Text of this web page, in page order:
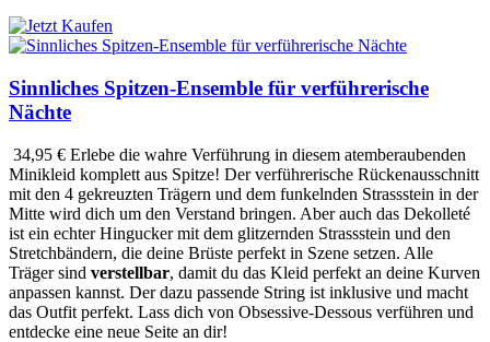
Sinnliches Spitzen-Ensemble für verführerische
Nächte
34,95 € Erlebe die wahre Verführung in diesem atemberaubenden
Minikleid komplett aus Spitze! Der verführerische Rückenausschnitt
mit den 4 gekreuzten Trägern und dem funkelnden Strassstein in der
Mitte wird dich um den Verstand bringen. Aber auch das Dekolleté
ist ein echter Hingucker mit dem glitzernden Strassstein und den
Stretchbändern, die deine Brüste perfekt in Szene setzen. Alle
Träger sind verstellbar, damit du das Kleid perfekt an deine Kurven
anpassen kannst. Der dazu passende String ist inklusive und macht
das Outfit perfekt. Lass dich von Obsessive-Dessous verführen und
entdecke eine neue Seite an dir!